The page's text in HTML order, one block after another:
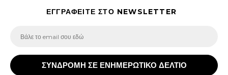
ΕΓΓΡΑΦΕΙΤΕ ΣΤΟ NEWSLETTER
ΣΥΝΔΡΟΜΗ ΣΕ ΕΝΗΜΕΡΩΤΙΚΟ ΔΕΛΤΙΟ